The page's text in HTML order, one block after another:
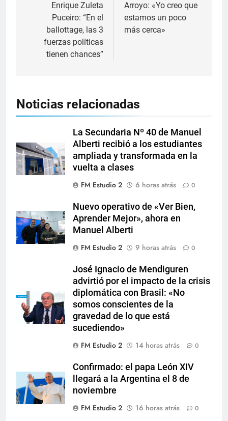
Enrique Zuleta
Puceiro: “En el
ballottage, las 3
fuerzas políticas
tienen chances”
Arroyo: «Yo creo que
estamos un poco
más cerca»
Noticias relacionadas
La Secundaria Nº 40 de Manuel
Alberti recibió a los estudiantes
ampliada y transformada en la
vuelta a clases
FM Estudio 2
6 horas atrás 0
Nuevo operativo de «Ver Bien,
Aprender Mejor», ahora en
Manuel Alberti
FM Estudio 2
9 horas atrás 0
José Ignacio de Mendiguren
advirtió por el impacto de la crisis
diplomática con Brasil: «No
somos conscientes de la
gravedad de lo que está
sucediendo»
FM Estudio 2
14 horas atrás 0
Confirmado: el papa León XIV
llegará a la Argentina el 8 de
noviembre
FM Estudio 2
16 horas atrás 0